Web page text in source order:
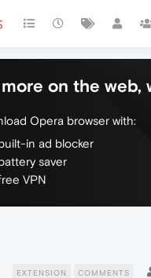
on the web,
Opera browser with:
in ad blocker
saver
VPN
EXTENSION COMMENTS